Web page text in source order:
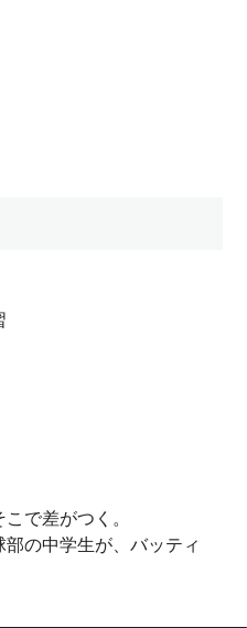
スイング
で差がつく。
の中学生が、バッティ
ます